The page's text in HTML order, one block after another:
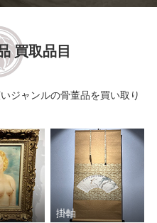
買取品目
ジャンルの骨董品を買い取り
掛軸